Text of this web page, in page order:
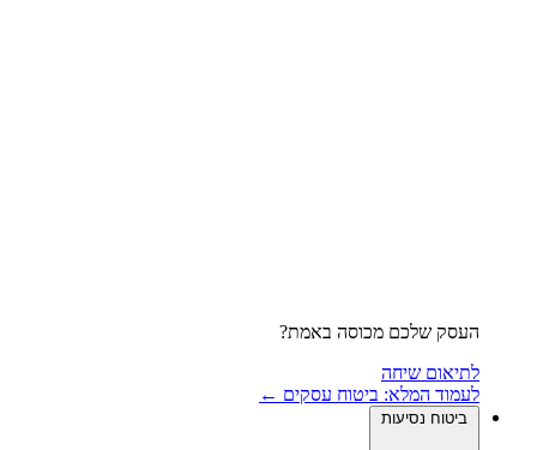
העסק שלכם מכוסה באמת?
לתיאום שיחה
לעמוד המלא: ביטוח עסקים ←
ביטוח נסיעות